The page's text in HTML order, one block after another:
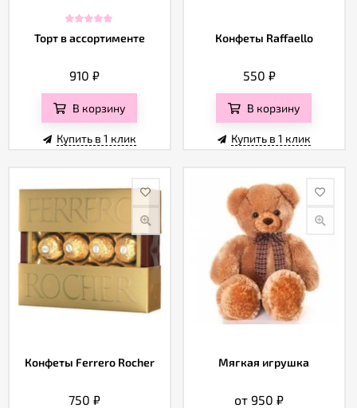
Торт в ассортименте
910₽
В корзину
Купить в 1 клик
Конфеты Raffaello
550 ₽
В корзину
Купить в 1 клик
Конфеты Ferrero Rocher
750₽
Мягкая игрушка
от 950₽